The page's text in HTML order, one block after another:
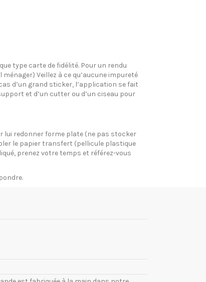
type carte de fidélité. Pour un rendu
Veillez à ce qu’aucune impureté
d’un grand sticker, l’application se fait
et d’un cutter ou d’un ciseau pour
lui redonner forme plate (ne pas stocker
le papier transfert (pellicule plastique
prenez votre temps et référez-vous